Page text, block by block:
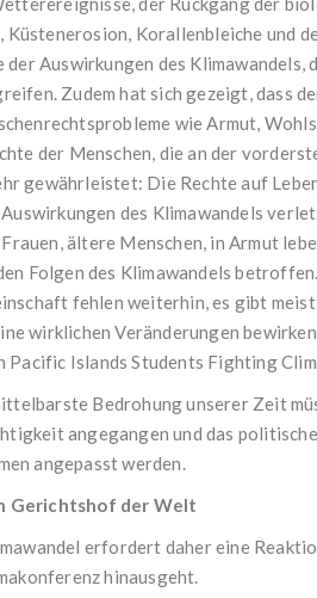
Küstenerosion, Korallenbleiche und
Auswirkungen des Klimawandels,
Zudem hat sich gezeigt, dass
wie Armut,
der Menschen, die an der
gewährleistet: Die Rechte auf
des Klimawandels
ältere Menschen, in Armut
Folgen des Klimawandels
fehlen weiterhin, es gibt meist
wirklichen Veränderungen
Islands Students Fighting
Bedrohung unserer Zeit
angegangen und das
angepasst werden.
Gerichtshof der Welt
erfordert daher eine
hinausgeht.